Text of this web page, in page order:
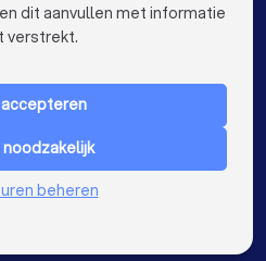
in Leuven
in Mechelen
in Kortrijk
in Hasselt
keyboard_arrow_down
dit aanvullen met informatie
verstrekt.
beheren